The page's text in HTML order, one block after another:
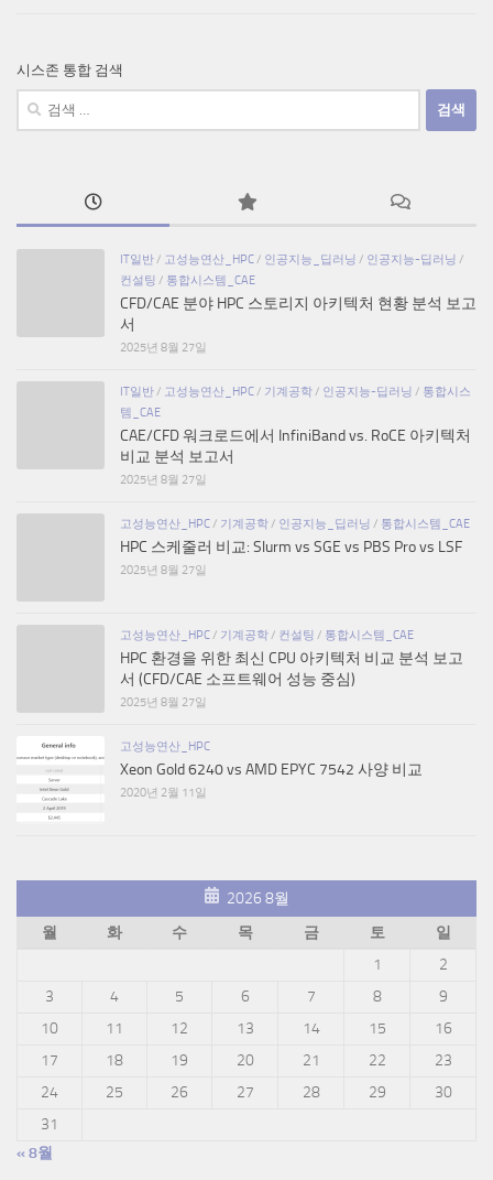
시스존 통합 검색
검
IT일반 / 고성능연산_HPC / 인공지능_딥러닝 / 인공지능-딥러닝 /
컨설팅 / 통합시스템_CAE
CFD/CAE 분야 HPC 스토리지 아키텍처 현황 분석 보고
서
2025년 8월 27일
IT일반 / 고성능연산_HPC / 기계공학 / 인공지능-딥러닝 / 통합시스
템_CAE
CAE/CFD 워크로드에서 InfiniBand vs. RoCE 아키텍처
비교 분석 보고서
2025년 8월 27일
고성능연산_HPC / 기계공학 / 인공지능_딥러닝 / 통합시스템_CAE
HPC 스케줄러 비교: Slurm vs SGE vs PBS Pro vs LSF
2025년 8월 27일
고성능연산_HPC / 기계공학 / 컨설팅 / 통합시스템_CAE
HPC 환경을 위한 최신 CPU 아키텍처 비교 분석 보고
서 (CFD/CAE 소프트웨어 성능 중심)
2025년 8월 27일
고성능연산_HPC
Xeon Gold 6240 vs AMD EPYC 7542 사양 비교
2020년 2월 11일
2026 8월
월
화 수 목 금 토
일
1
2
3
4 5 6 7 8
9
10
11 12 13 14 15
16
17
18 19 20 21 22
23
24
25 26 27 28 29
30
31
« 8월